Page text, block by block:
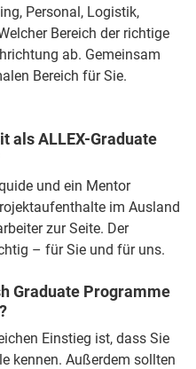
Personal, Logistik,
Bereich der richtige
ab. Gemeinsam
Bereich für Sie.
als ALLEX-Graduate
und ein Mentor
im Ausland
zur Seite. Der
– für Sie und für uns.
Graduate Programme
Einstieg ist, dass Sie
kennen. Außerdem sollten